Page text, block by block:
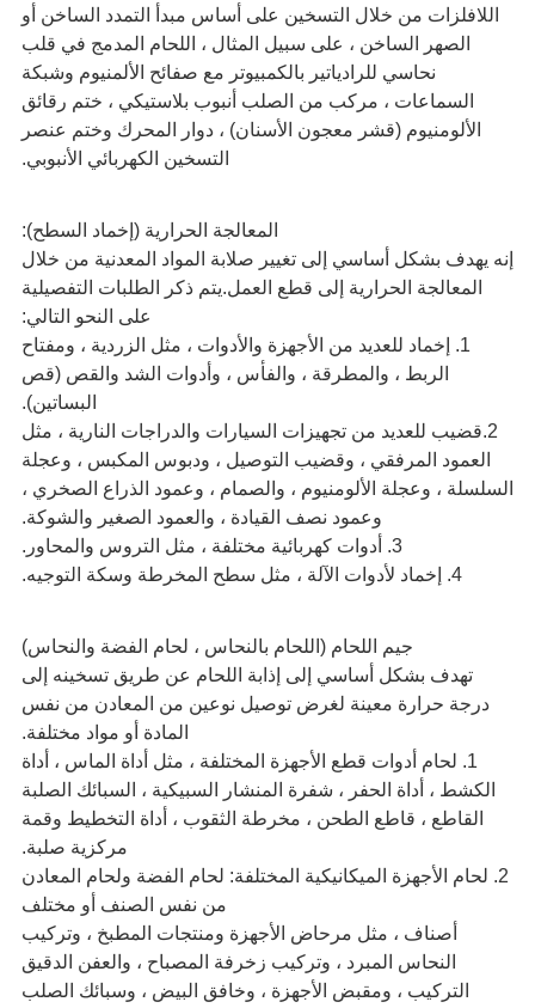
اللافلزات من خلال التسخين على أساس مبدأ التمدد الساخن أو
الصهر الساخن ، على سبيل المثال ، اللحام المدمج في قلب
نحاسي للرادياتير بالكمبيوتر مع صفائح الألمنيوم وشبكة
السماعات ، مركب من الصلب أنبوب بلاستيكي ، ختم رقائق
الألومنيوم (قشر معجون الأسنان) ، دوار المحرك وختم عنصر
التسخين الكهربائي الأنبوبي.
المعالجة الحرارية (إخماد السطح):
إنه يهدف بشكل أساسي إلى تغيير صلابة المواد المعدنية من خلال
المعالجة الحرارية إلى قطع العمل.يتم ذكر الطلبات التفصيلية
على النحو التالي:
1. إخماد للعديد من الأجهزة والأدوات ، مثل الزردية ، ومفتاح
الربط ، والمطرقة ، والفأس ، وأدوات الشد والقص (قص
البساتين).
2.قضيب للعديد من تجهيزات السيارات والدراجات النارية ، مثل
العمود المرفقي ، وقضيب التوصيل ، ودبوس المكبس ، وعجلة
السلسلة ، وعجلة الألومنيوم ، والصمام ، وعمود الذراع الصخري ،
وعمود نصف القيادة ، والعمود الصغير والشوكة.
3. أدوات كهربائية مختلفة ، مثل التروس والمحاور.
4. إخماد لأدوات الآلة ، مثل سطح المخرطة وسكة التوجيه.
جيم اللحام (اللحام بالنحاس ، لحام الفضة والنحاس)
تهدف بشكل أساسي إلى إذابة اللحام عن طريق تسخينه إلى
درجة حرارة معينة لغرض توصيل نوعين من المعادن من نفس
المادة أو مواد مختلفة.
1. لحام أدوات قطع الأجهزة المختلفة ، مثل أداة الماس ، أداة
الكشط ، أداة الحفر ، شفرة المنشار السبيكية ، السبائك الصلبة
القاطع ، قاطع الطحن ، مخرطة الثقوب ، أداة التخطيط وقمة
مركزية صلبة.
2. لحام الأجهزة الميكانيكية المختلفة: لحام الفضة ولحام المعادن
من نفس الصنف أو مختلف
أصناف ، مثل مرحاض الأجهزة ومنتجات المطبخ ، وتركيب
النحاس المبرد ، وتركيب زخرفة المصباح ، والعفن الدقيق
التركيب ، ومقبض الأجهزة ، وخافق البيض ، وسبائك الصلب